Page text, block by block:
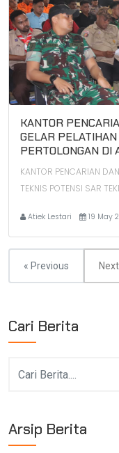
KANTOR
GELAR
PERTOLONGAN DI
KANTOR PENCARIAN
TEKNIS POTENSI SAR
Atiek Lestari 19 May
« Previous
Cari Berita
Arsip Berita